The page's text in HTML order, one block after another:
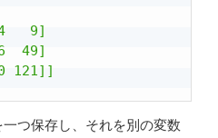
9]
49]
121]]
つ保存し、それを別の変数